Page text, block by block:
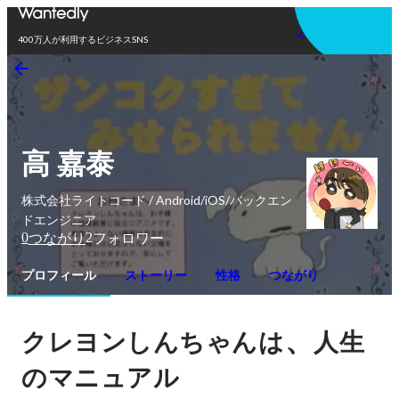
400万人が利用するビジネスSNS
アプリを使う
高 嘉泰
株式会社ライトコード / Android/iOS/バックエン
ドエンジニア
0つながり2フォロワー
プロフィール ストーリー 性格 つながり
クレヨンしんちゃんは、人生
のマニュアル